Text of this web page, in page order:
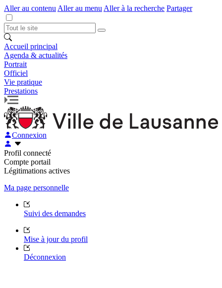
Aller au contenu Aller au menu Aller à la recherche Partager
Accueil principal
Agenda & actualités
Portrait
Officiel
Vie pratique
Prestations
Connexion
Profil connecté
Compte portail
Légitimations actives
Ma page personnelle
Suivi des demandes
Mise à jour du profil
Déconnexion